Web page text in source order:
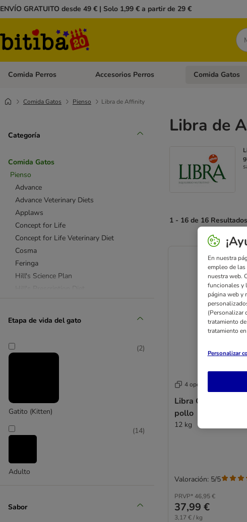
ENVÍO GRATUITO desde 49 € | Solo 1,99 € a partir de 29 €
Comida Perros Menú de categoria abierto: Comida Perros
Accesorios Perros Menú de
Comida Gatos
Comida Gatos Pienso Libra de Affinity
Categoría
Comida Gatos
Pienso
Advance
Advance Veterinary Diets
Applaws
Concept for Life
Concept for Life Veterinary Diet
Cosma
Feringa
Hill's Science Plan
PURINA ONE
Royal Canin
Taste of the Wild
Nature's Variety
Virbac Veterinary HPM
Esterilizados
Light
Etapa de vida del gato
Gatito (Kitten)
(2)
Adulto
(14)
Sabor
Libra de
1 - 16 de 16 Resultados
4 opciones
Libra Cat Adult
pollo
12 kg
PRVP*46,95 €
37,99 €
3,17 € / kg
Valoración: 5/5
En nuestra
empleo de las
nuestra web.
funcionales y
página web y
(Personalizar
tratamiento
tratamiento
Personalizar